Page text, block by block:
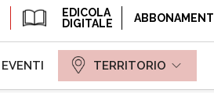
EDICOLA
DIGITALE
ABBONAMENTI
EVENTI TERRITORIO